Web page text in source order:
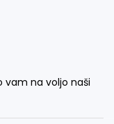
vam na voljo naši